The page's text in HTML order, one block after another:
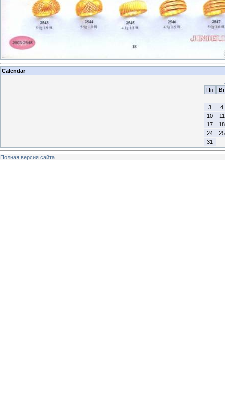
Calendar
Пн
Вт
3
4
10
11
17
18
24
25
31
Полная версия сайта